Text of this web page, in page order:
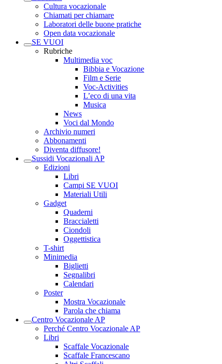
Cultura vocazionale
Chiamati per chiamare
Laboratori delle buone pratiche
Open data vocazionale
SE VUOI
Rubriche
Multimedia voc
Bibbia e Vocazione
Film e Serie
Voc-Activities
L’eco di una vita
Musica
News
Voci dal Mondo
Archivio numeri
Abbonamenti
Diventa diffusore!
Sussidi Vocazionali AP
Edizioni
Libri
Campi SE VUOI
Materiali Utili
Gadget
Quaderni
Braccialetti
Ciondoli
Oggettistica
T-shirt
Minimedia
Biglietti
Segnalibri
Calendari
Poster
Mostra Vocazionale
Parola che chiama
Centro Vocazionale AP
Perché Centro Vocazionale AP
Libri
Scaffale Vocazionale
Scaffale Francescano